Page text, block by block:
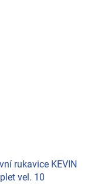
rukavice KEVIN
vel. 10